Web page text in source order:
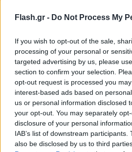
Flash.gr - Do Not Process My
If you wish to opt-out of the sale,
processing of your personal or
targeted advertising by us, please
section to confirm your selection.
opt-out request is processed you
interest-based ads based on
us or personal information disclosed
your opt-out. You may separately
disclosure of your personal
IAB’s list of downstream
also be disclosed by us to third
πρόσβαση σε σημαντικούς
-έναντι μικροποσών-
Η απάντηση της Meta
Ο αντιπρόεδρος του τμήματος
Meta, Andy Stone,
πρόβλημα απαντώντας στο X
πως «έχει διορθωθεί το
ασφαλίσει τους λογαριασμούς